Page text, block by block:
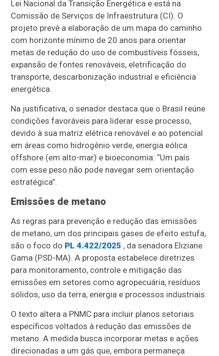
Lei Nacional da Transição Energética e está na
Comissão de Serviços de Infraestrutura (CI). O
projeto prevê a elaboração de um mapa do caminho
com horizonte mínimo de 20 anos para orientar
metas de redução do uso de combustíveis fósseis,
expansão de fontes renováveis, eletrificação do
transporte, descarbonização industrial e eficiência
energética.
Na justificativa, o senador destaca que o Brasil reúne
condições favoráveis para liderar esse processo,
devido à sua matriz elétrica renovável e ao potencial
em áreas como hidrogênio verde, energia eólica
offshore (em alto-mar) e bioeconomia: “Um país
com esse peso não pode navegar sem orientação
estratégica”.
Emissões de metano
As regras para prevenção e redução das emissões
de metano, um dos principais gases de efeito estufa,
são o foco do PL 4.422/2025 , da senadora Eliziane
Gama (PSD-MA). A proposta estabelece diretrizes
para monitoramento, controle e mitigação das
emissões em setores como agropecuária, resíduos
sólidos, uso da terra, energia e processos industriais.
O texto altera a PNMC para incluir planos setoriais
específicos voltados à redução das emissões de
metano. A medida busca incorporar metas e ações
direcionadas a um gás que, embora permaneça